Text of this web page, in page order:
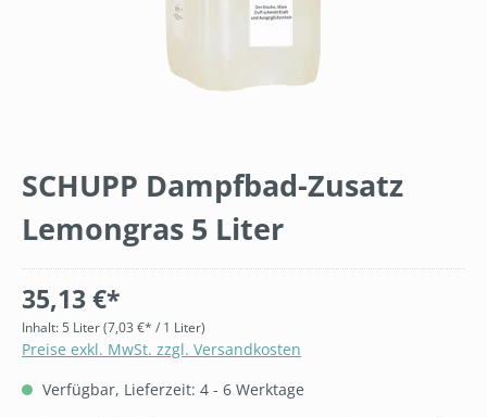
SCHUPP Dampfbad-Zusatz
Lemongras 5 Liter
35,13 €*
Inhalt: 5 Liter(7,03 €* / 1 Liter)
Preise exkl. MwSt. zzgl. Versandkosten
Verfügbar, Lieferzeit: 4 - 6 Werktage